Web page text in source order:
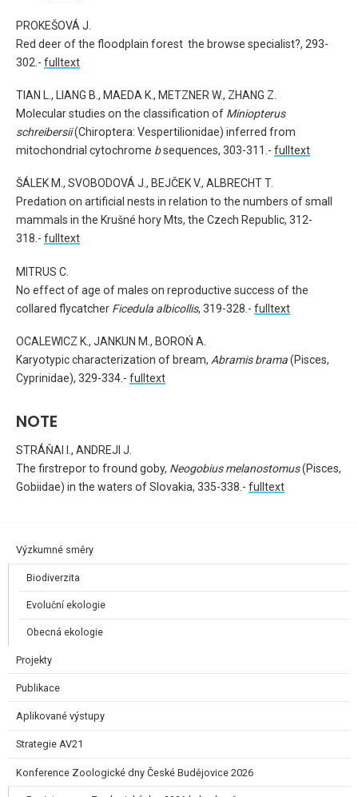
PROKEŠOVÁ J.
Red deer of the floodplain forest the browse specialist?, 293-
302.- fulltext
TIAN L., LIANG B., MAEDA K., METZNER W., ZHANG Z.
Molecular studies on the classification of Miniopterus
schreibersii(Chiroptera: Vespertilionidae) inferred from
mitochondrial cytochrome bsequences, 303-311.- fulltext
ŠÁLEK M., SVOBODOVÁ J., BEJČEK V., ALBRECHT T.
Predation on artificial nests in relation to the numbers of small
mammals in the Krušné hory Mts, the Czech Republic, 312-
318.- fulltext
MITRUS C.
No effect of age of males on reproductive success of the
collared flycatcher Ficedula albicollis, 319-328.- fulltext
OCALEWICZ K., JANKUN M., BOROŃ A.
Karyotypic characterization of bream, Abramis brama(Pisces,
Cyprinidae), 329-334.- fulltext
NOTE
STRÁŇAI I., ANDREJI J.
The firstrepor to fround goby, Neogobius melanostomus(Pisces,
Gobiidae) in the waters of Slovakia, 335-338.- fulltext
Výzkumné směry
Biodiverzita
Evoluční ekologie
Obecná ekologie
Projekty
Publikace
Aplikované výstupy
Strategie AV21
Konference Zoologické dny České Budějovice 2026